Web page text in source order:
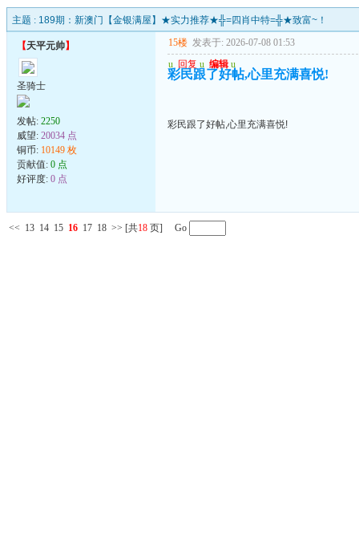
主题 : 189期：新澳门【金银满屋】★实力推荐★╬=四肖中特=╬★致富~！
【天平元帅】
圣骑士
发帖: 2250
威望: 20034 点
铜币: 10149 枚
贡献值: 0 点
好评度: 0 点
15楼 发表于: 2026-07-08 01:53
u 回复 u 编辑 u
彩民跟了好帖,心里充满喜悦!
彩民跟了好帖,心里充满喜悦!
<< 13 14 15 16 17 18 >> [共18 页] Go